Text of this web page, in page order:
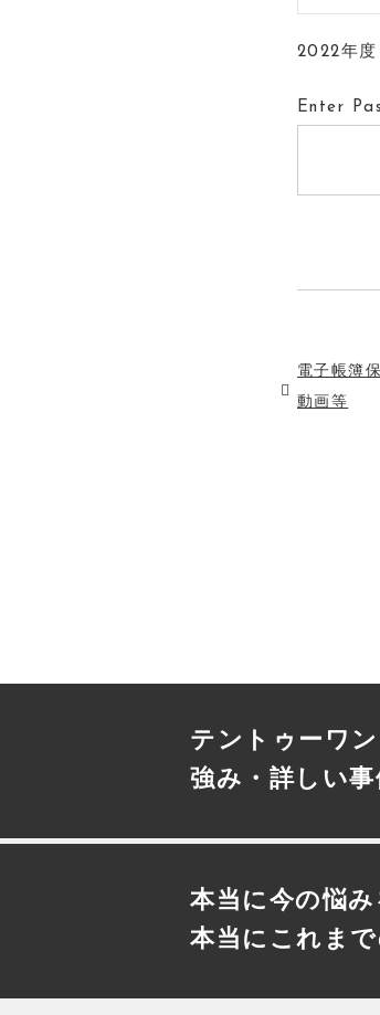
2022年
Enter
電子帳簿
動画等
テントゥーワ
強み・詳しい
本当に今の悩
本当にこれま